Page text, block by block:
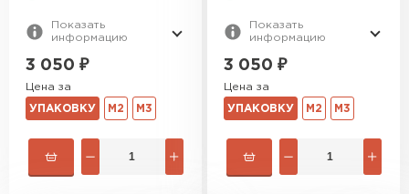
Показать
информацию
3 050 ₽
Цена за
УПАКОВКУ М2 М3
Показать
информацию
3 050 ₽
Цена за
УПАКОВКУ М2 М3